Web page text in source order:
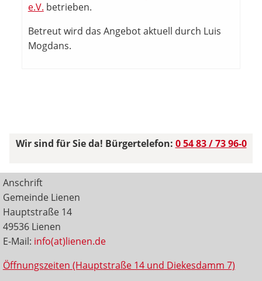
e.V. betrieben.
Betreut wird das Angebot aktuell durch Luis
Mogdans.
Wir sind für Sie da! Bürgertelefon: 0 54 83 / 73 96-0
Anschrift
Gemeinde Lienen
Hauptstraße 14
49536 Lienen
E-Mail: info(at)lienen.de
Öffnungszeiten (Hauptstraße 14 und Diekesdamm 7)